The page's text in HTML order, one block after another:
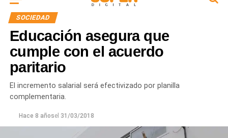
SOCIEDAD
Educación asegura que
cumple con el acuerdo
paritario
El incremento salarial será efectivizado por planilla
complementaria.
Hace 8 añosel 31/03/2018